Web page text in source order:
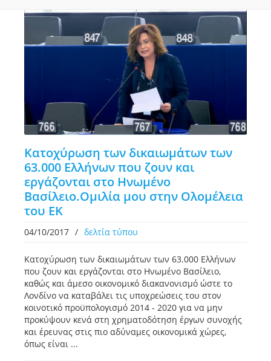
Κατοχύρωση των δικαιωμάτων των
63.000 Ελλήνων που ζουν και
εργάζονται στο Ηνωμένο
Βασίλειο.Ομιλία μου στην Ολομέλεια
του ΕΚ
04/10/2017 / δελτία τύπου
Κατοχύρωση των δικαιωμάτων των 63.000 Ελλήνων
που ζουν και εργάζονται στο Ηνωμένο Βασίλειο,
καθώς και άμεσο οικονομικό διακανονισμό ώστε το
Λονδίνο να καταβάλει τις υποχρεώσεις του στον
κοινοτικό προϋπολογισμό 2014 - 2020 για να μην
προκύψουν κενά στη χρηματοδότηση έργων συνοχής
και έρευνας στις πιο αδύναμες οικονομικά χώρες,
όπως είναι ...